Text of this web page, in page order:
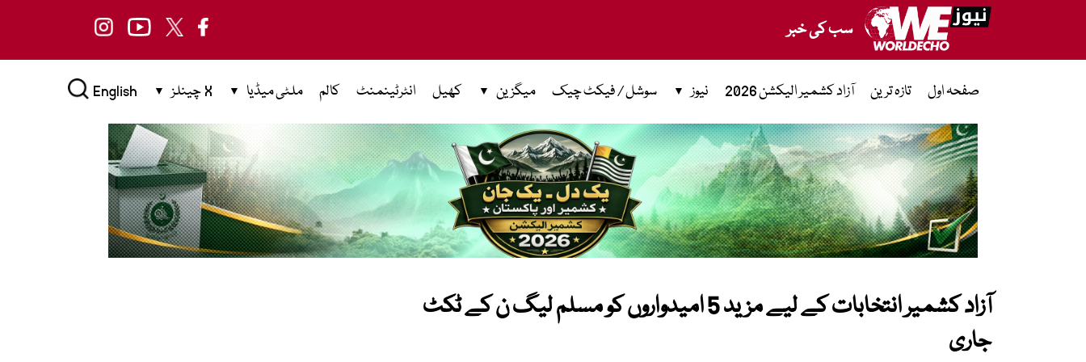
سب کی خبر
صفحہ اول تازہ ترین آزاد کشمیر الیکشن 2026 نیوز سوشل / فیکٹ چیک میگزین کھیل انٹرٹینمنٹ کالم ملٹی میڈیا X چینلز English
آزاد کشمیر انتخابات کے لیے مزید 5 امیدواروں کو مسلم لیگ ن کے ٹکٹ
جاری